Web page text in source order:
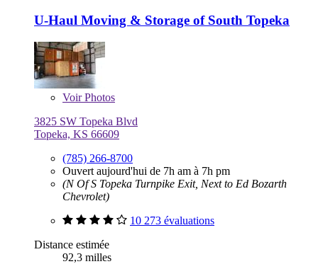
U-Haul Moving & Storage of South Topeka
VoirPhotos
3825 SW Topeka Blvd
Topeka, KS 66609
(785) 266-8700
Ouvert aujourd'hui de 7h am à 7h pm
(N Of S Topeka Turnpike Exit, Next to Ed Bozarth
Chevrolet)
10 273 évaluations
Distance estimée
92,3 milles